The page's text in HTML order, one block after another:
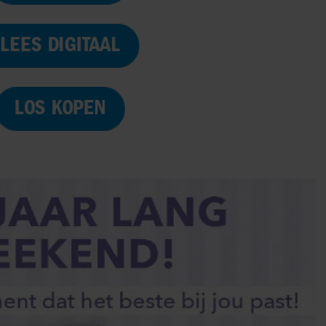
LEES DIGITAAL
LOS KOPEN